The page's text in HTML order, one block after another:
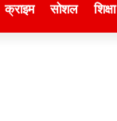
क्राइम सोशल शिक्षा